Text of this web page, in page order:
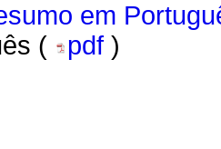
em
(
pdf )